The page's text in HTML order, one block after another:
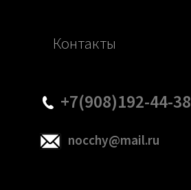
Контакты
+7(908)192-44-38
nocchy@mail.ru